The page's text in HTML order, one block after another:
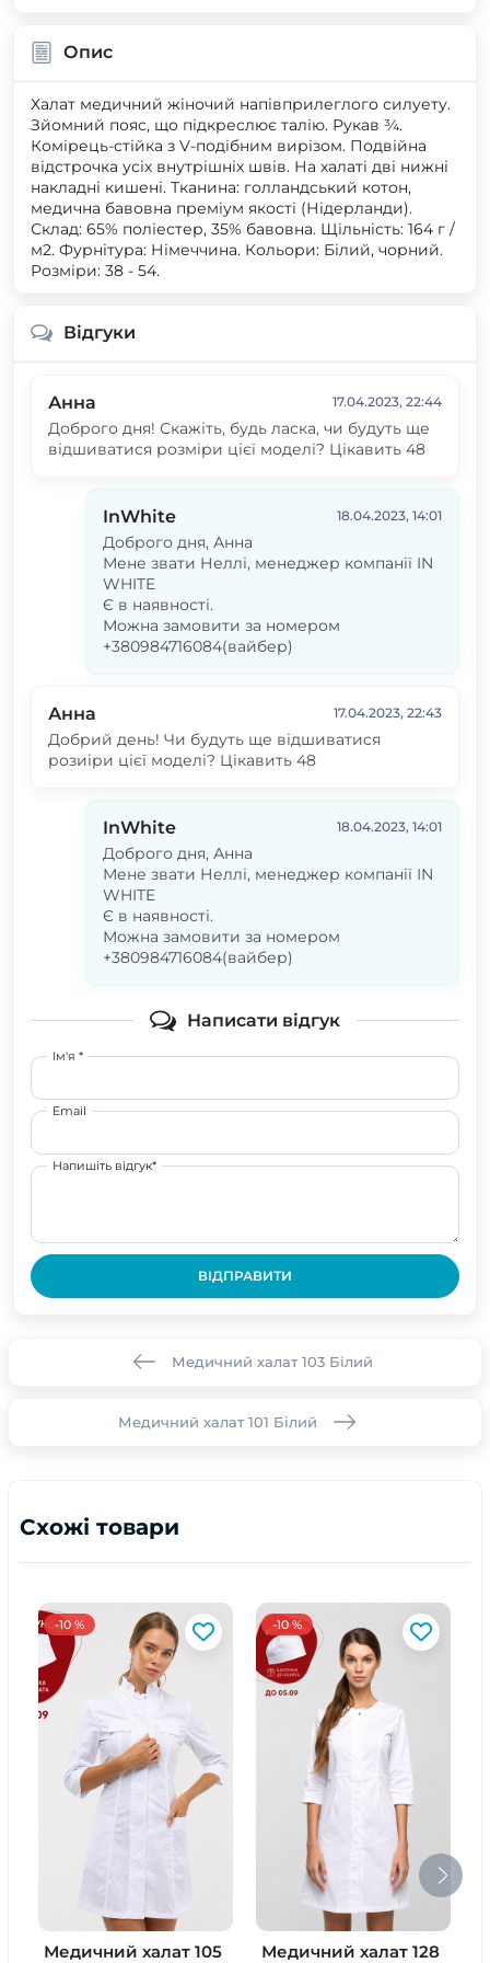
Опис
Халат медичний жіночий напівприлеглого силуету.
Зйомний пояс, що підкреслює талію. Рукав ¾.
Комірець-стійка з V-подібним вирізом. Подвійна
відстрочка усіх внутрішніх швів. На халаті дві нижні
накладні кишені. Тканина: голландський котон,
медична бавовна преміум якості (Нідерланди).
Склад: 65% поліестер, 35% бавовна. Щільність: 164 г /
м2. Фурнітура: Німеччина. Кольори: Білий, чорний.
Розміри: 38 - 54.
Відгуки
Анна 17.04.2023, 22:44
Доброго дня! Скажіть, будь ласка, чи будуть ще
відшиватися розміри цієї моделі? Цікавить 48
InWhite 18.04.2023, 14:01
Доброго дня, Анна
Мене звати Неллі, менеджер компанії IN
WHITE
Є в наявності.
Можна замовити за номером
+380984716084(вайбер)
Анна 17.04.2023, 22:43
Добрий день! Чи будуть ще відшиватися
розиіри цієї моделі? Цікавить 48
InWhite 18.04.2023, 14:01
Доброго дня, Анна
Мене звати Неллі, менеджер компанії IN
WHITE
Є в наявності.
Можна замовити за номером
+380984716084(вайбер)
Написати відгук
Ім'я *
Email
Напишіть відгук*
ВІДПРАВИТИ
Медичний халат 103 Білий
Медичний халат 101 Білий
Схожі товари
-10 %
Медичний халат 105
-10 %
Медичний халат 128